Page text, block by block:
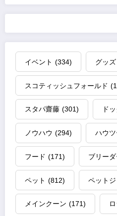
イベント (334) グッズ
スコティッシュフォールド
スタパ齋藤 (301) ド
ノウハウ (294) ハウツ
フード (171) ブリーダ
ペット (812) ペット
メインクーン (171)